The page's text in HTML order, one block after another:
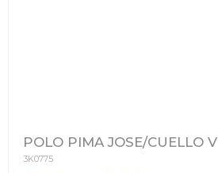
POLO PIMA JOSE/CUELLO V
3K0775